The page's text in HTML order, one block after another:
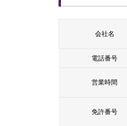
会社名
電話番号
営業時間
免許番号